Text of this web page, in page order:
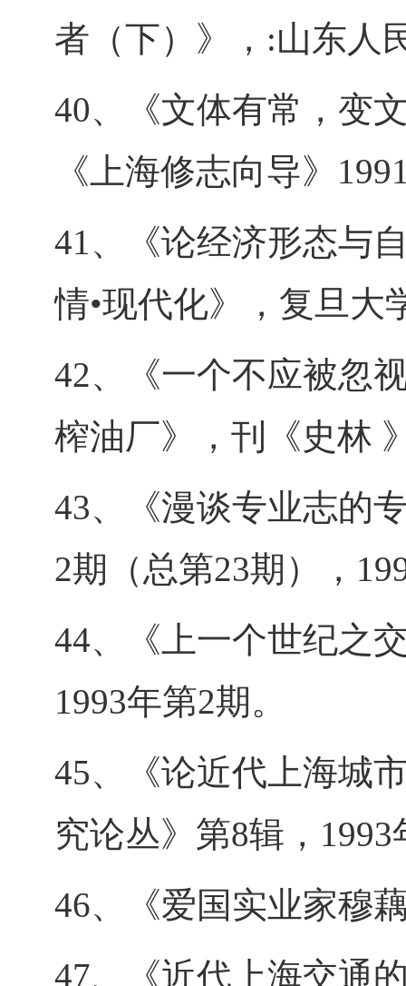
者（下）》，:山东人
40、《文体有常，变
《上海修志向导》
41、《论经济形态与
情•现代化》，复旦大
42、《一个不应被忽
榨油厂》，刊《史林
43、《漫谈专业志的
2期（总第23期），
44、《上一个世纪之
1993年第2期。
45、《论近代上海城
究论丛》第8辑，1993
46、《爱国实业家穆
47、《近代上海交通